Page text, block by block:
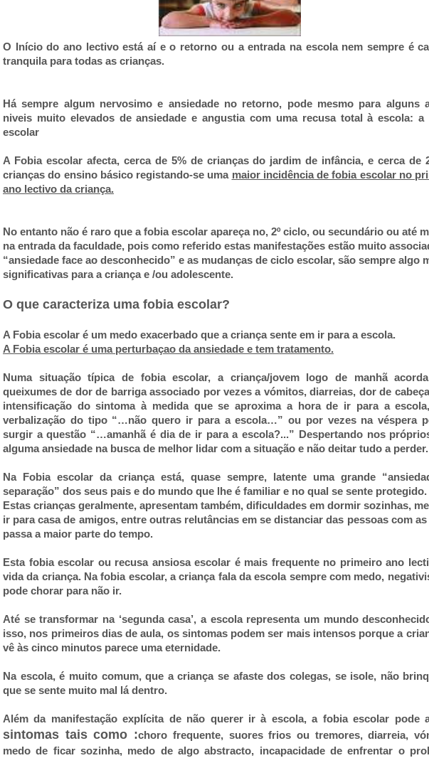
O Início do ano lectivo está aí e o retorno ou a entrada na escola nem sempre é
tranquila para todas as crianças.
Há sempre algum nervosimo e ansiedade no retorno, pode mesmo para alguns
niveis muito elevados de ansiedade e angustia com uma recusa total à escola: a
escolar
A Fobia escolar afecta, cerca de 5% de crianças do jardim de infância, e cerca de
crianças do ensino básico registando-se uma maior incidência de fobia escolar no
ano lectivo da criança.
No entanto não é raro que a fobia escolar apareça no, 2º ciclo, ou secundário ou até
na entrada da faculdade, pois como referido estas manifestações estão muito
“ansiedade face ao desconhecido” e as mudanças de ciclo escolar, são sempre algo
significativas para a criança e /ou adolescente.
O que caracteriza uma fobia escolar?
A Fobia escolar é um medo exacerbado que a criança sente em ir para a escola.
A Fobia escolar é uma perturbaçao da ansiedade e tem tratamento.
Numa situação típica de fobia escolar, a criança/jovem logo de manhã
queixumes de dor de barriga associado por vezes a vómitos, diarreias, dor de
intensificação do sintoma à medida que se aproxima a hora de ir para a
verbalização do tipo “…não quero ir para a escola…” ou por vezes na véspera
surgir a questão “…amanhã é dia de ir para a escola?...” Despertando nos
alguma ansiedade na busca de melhor lidar com a situação e não deitar tudo a perder.
Na Fobia escolar da criança está, quase sempre, latente uma grande
separação” dos seus pais e do mundo que lhe é familiar e no qual se sente protegido.
Estas crianças geralmente, apresentam também, dificuldades em dormir sozinhas,
ir para casa de amigos, entre outras relutâncias em se distanciar das pessoas com
passa a maior parte do tempo.
Esta fobia escolar ou recusa ansiosa escolar é mais frequente no primeiro ano
vida da criança. Na fobia escolar, a criança fala da escola sempre com medo,
pode chorar para não ir.
Até se transformar na ‘segunda casa’, a escola representa um mundo
isso, nos primeiros dias de aula, os sintomas podem ser mais intensos porque a
vê às cinco minutos parece uma eternidade.
Na escola, é muito comum, que a criança se afaste dos colegas, se isole, não
que se sente muito mal lá dentro.
Além da manifestação explícita de não querer ir à escola, a fobia escolar pode
sintomas tais como :choro frequente, suores frios ou tremores, diarreia,
medo de ficar sozinha, medo de algo abstracto, incapacidade de enfrentar o